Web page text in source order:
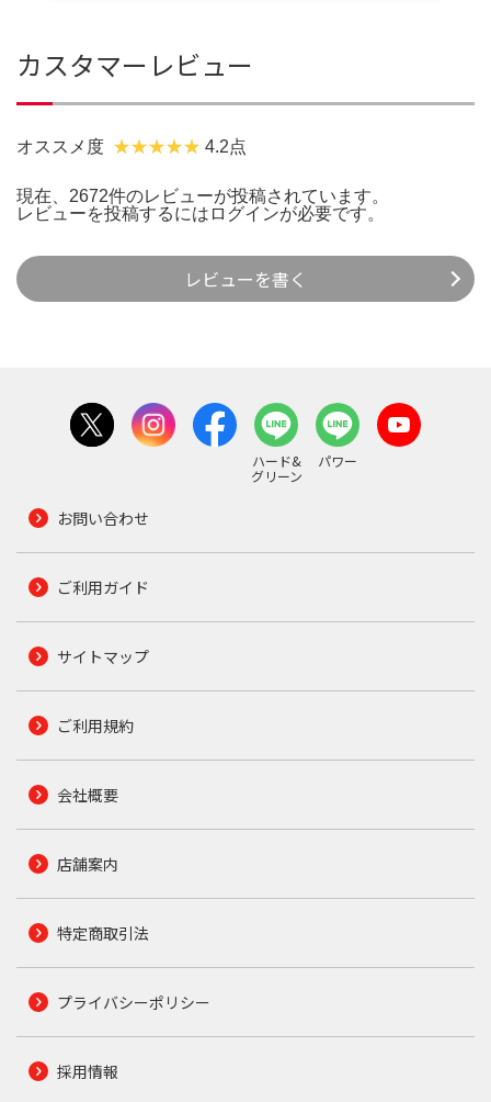
カスタマーレビュー
オススメ度 4.2点
現在、2672件のレビューが投稿されています。
レビューを投稿するには ログインが必要です。
レビューを書く
ハード&
グリーン
パワー
お問い合わせ
ご利用ガイド
サイトマップ
ご利用規約
会社概要
店舗案内
特定商取引法
プライバシーポリシー
採用情報